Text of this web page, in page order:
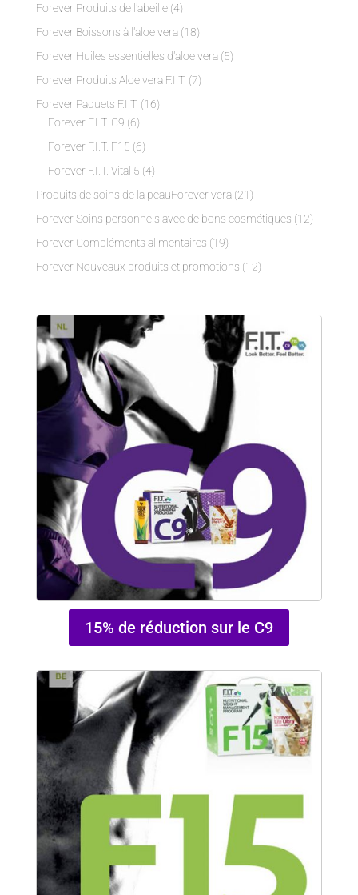
Forever Produits de l'abeille (4)
Forever Boissons à l'aloe vera (18)
Forever Huiles essentielles d'aloe vera (5)
Forever Produits Aloe vera F.I.T. (7)
Forever Paquets F.I.T. (16)
Forever F.I.T. C9 (6)
Forever F.I.T. F15 (6)
Forever F.I.T. Vital 5 (4)
Produits de soins de la peauForever vera (21)
Forever Soins personnels avec de bons cosmétiques (12)
Forever Compléments alimentaires (19)
Forever Nouveaux produits et promotions (12)
15% de réduction sur le C9